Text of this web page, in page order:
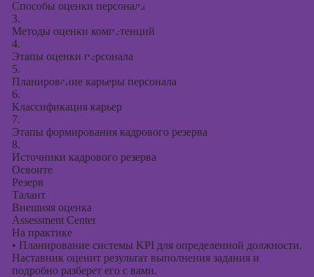
Способы оценки персонала
3.
Методы оценки компетенций
4.
Этапы оценки персонала
5.
Планирование карьеры персонала
6.
Классификация карьер
7.
Этапы формирования кадрового резерва
8.
Источники кадрового резерва
Освоите
Резерв
Талант
Внешняя оценка
Assessment Center
На практике
• Планирование системы KPI для определенной должности.
Наставник оценит результат выполнения задания и
подробно разберет его с вами.